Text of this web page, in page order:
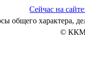
Сейчас на
общего характера,
© ККМ